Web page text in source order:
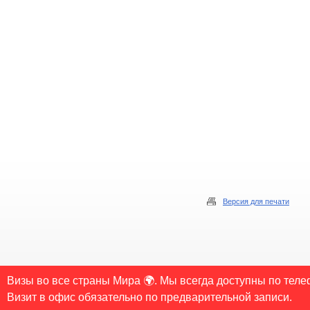
Визы во все страны Мира 🌍. Мы всегда доступны по
Визит в офис обязательно по предварительной записи.
Версия для печати
© 2006-2026 Copyrights «Visa-Spb.ru» Все права защищены. Свободное
обязательной для каждого взятого текста. Во всех остальных случаях требуется